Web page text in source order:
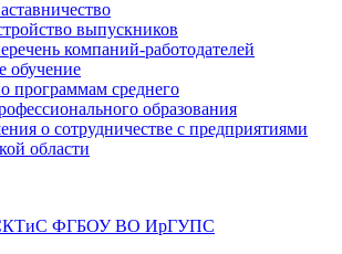
выпускников
компаний-работодателей
обучение
программам среднего
образования
о сотрудничестве с предприятиями
области
СКТиС ФГБОУ ВО ИрГУПС